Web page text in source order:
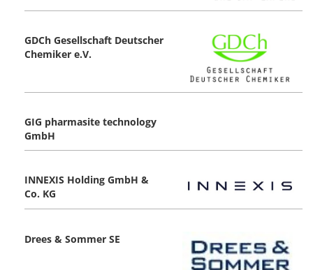
GDCh Gesellschaft Deutscher
Chemiker e.V.
GIG pharmasite technology
GmbH
INNEXIS Holding GmbH &
Co. KG
Drees & Sommer SE